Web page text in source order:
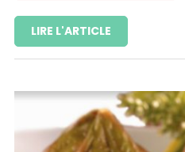
LIRE L'ARTICLE